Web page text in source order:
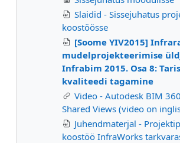
Slaidid - Sissejuhatus
koostöösse
[Soome YIV2015]
mudelprojekteerimise
Infrabim 2015. Osa 8:
kvaliteedi tagamine
Video - Autodesk BIM
Shared Views (video on
Juhendmaterjal -
koostöö InfraWorks